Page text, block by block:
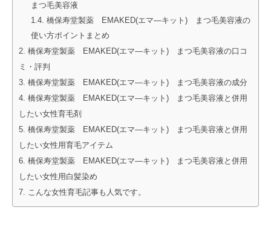
まつ毛美容液
橋保寿堂製薬 EMAKED(エマ―キット) まつ毛美容液の
使い方ポイントまとめ
橋保寿堂製薬 EMAKED(エマ―キット) まつ毛美容液の口コ
ミ・評判
橋保寿堂製薬 EMAKED(エマ―キット) まつ毛美容液の成分
橋保寿堂製薬 EMAKED(エマ―キット) まつ毛美容液と併用
したい女性育毛剤
橋保寿堂製薬 EMAKED(エマ―キット) まつ毛美容液と併用
したい女性用育毛アイテム
橋保寿堂製薬 EMAKED(エマ―キット) まつ毛美容液と併用
したい女性用白髪染め
こんな女性育毛記事も人気です。